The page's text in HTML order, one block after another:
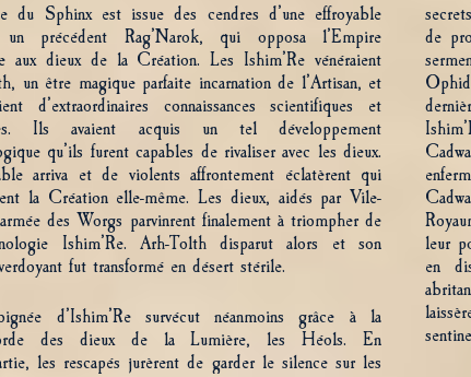
du Sphinx est issue des cendres d’une effroyable
un précédent Rag’Narok, qui opposa l’Empire
aux dieux de la Création. Les Ishim’Re vénéraient
un être magique parfaite incarnation de l’Artisan, et
d’extraordinaires connaissances scientifiques et
Ils avaient acquis un tel développement
qu’ils furent capables de rivaliser avec les dieux.
arriva et de violents affrontement éclatèrent qui
la Création elle-même. Les dieux, aidés par Vile-
des Worgs parvinrent finalement à triompher de
Ishim’Re. Arh-Tolth disparut alors et son
fut transformé en désert stérile.
d’Ishim’Re survécut néanmoins grâce à la
des dieux de la Lumière, les Héols. En
les rescapés jurèrent de garder le silence sur les
de
leur
en